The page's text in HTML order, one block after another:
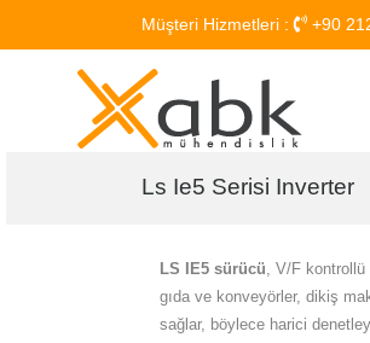
Müşteri Hizmetleri : +90
Ls Ie5 Serisi Inverter
LS IE5 sürücü , V/F
gıda ve konveyörler, dikiş
sağlar, böylece harici